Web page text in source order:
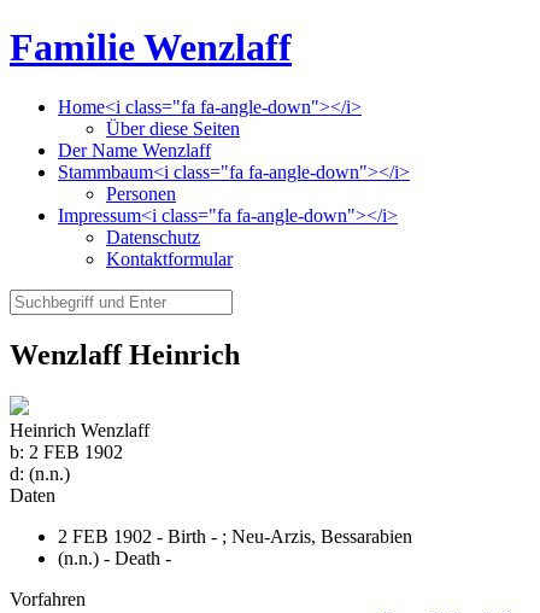
Familie Wenzlaff
Home<i class="fa fa-angle-down"></i>
Über diese Seiten
Der Name Wenzlaff
Stammbaum<i class="fa fa-angle-down"></i>
Personen
Impressum<i class="fa fa-angle-down"></i>
Datenschutz
Kontaktformular
Wenzlaff Heinrich
Heinrich Wenzlaff
b: 2 FEB 1902
d: (n.n.)
Daten
2 FEB 1902 - Birth - ; Neu-Arzis, Bessarabien
(n.n.) - Death -
Vorfahren